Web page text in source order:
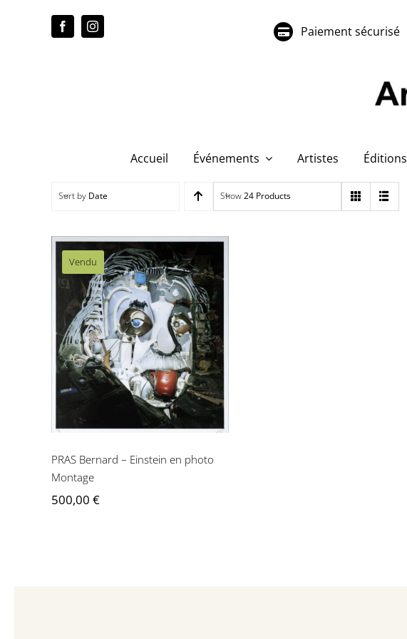
Paiement sécurisé
Accueil Événements Artistes Éditions
Sort by Date Show24 Products
Vendu
PRAS Bernard – Einstein
en photo Montage
PRAS Bernard – Einstein en photo
Montage
500,00 €